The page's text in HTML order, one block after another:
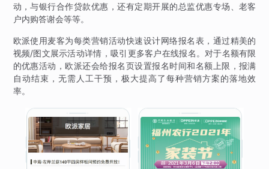
动，与银行合作贷款优惠，还有定期开展的总监优惠专场、老客
户内购答谢会等等。
欧派使用麦客为每类营销活动快速设计网络报名表，通过精美的
视频/图文展示活动详情，吸引更多客户在线报名。对于名额有限
的优惠活动，欧派还会给报名页设置报名时间和名额上限，报满
自动结束，无需人工干预，极大提高了每种营销方案的落地效
率。